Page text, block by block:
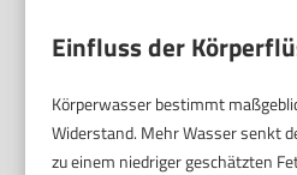
Einfluss der
Körperwasser bestimmt
Widerstand. Mehr Wasser senkt
zu einem niedriger geschätzten